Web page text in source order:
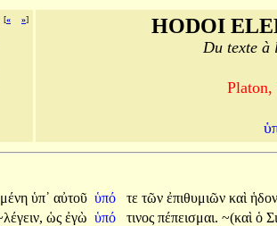
[« »]
HODOI
Du texte à
Platon,
ὑπ᾽ αὐτοῦ ὑπό τε τῶν ἐπιθυμιῶν καὶ
ὡς ἐγὼ ὑπό τινος πέπεισμαι. ~(καὶ ὁ